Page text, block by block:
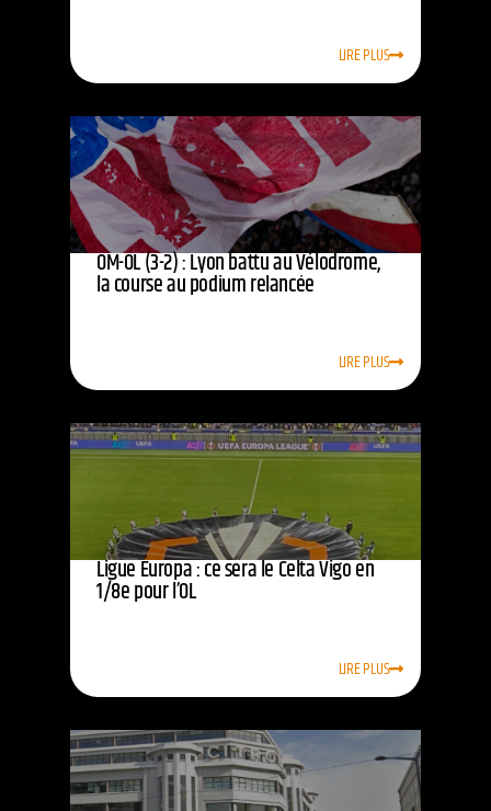
LIRE PLUS
OM-OL (3-2) : Lyon battu au Vélodrome,
la course au podium relancée
LIRE PLUS
Ligue Europa : ce sera le Celta Vigo en
1/8e pour l’OL
LIRE PLUS